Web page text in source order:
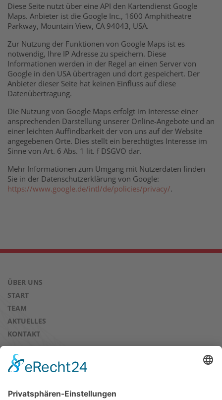
Diese Seite nutzt über eine API den Kartendienst Google
Maps. Anbieter ist die Google Inc., 1600 Amphitheatre
Parkway, Mountain View, CA 94043, USA.
Zur Nutzung der Funktionen von Google Maps ist es
notwendig, Ihre IP Adresse zu speichern. Diese
Informationen werden in der Regel an einen Server von
Google in den USA übertragen und dort gespeichert. Der
Anbieter dieser Seite hat keinen Einfluss auf diese
Datenübertragung.
Die Nutzung von Google Maps erfolgt im Interesse einer
ansprechenden Darstellung unserer Online-Angebote und an
einer leichten Auffindbarkeit der von uns auf der Website
angegebenen Orte. Dies stellt ein berechtigtes Interesse im
Sinne von Art. 6 Abs. 1 lit. f DSGVO dar.
Mehr Informationen zum Umgang mit Nutzerdaten finden
Sie in der Datenschutzerklärung von Google:
https://www.google.de/intl/de/policies/privacy/.
ÜBER UNS
START
TEAM
AKTUELLES
KONTAKT
AUSBILDUNGSBÖRSE & PRAKTIKA
PRAKTIKA